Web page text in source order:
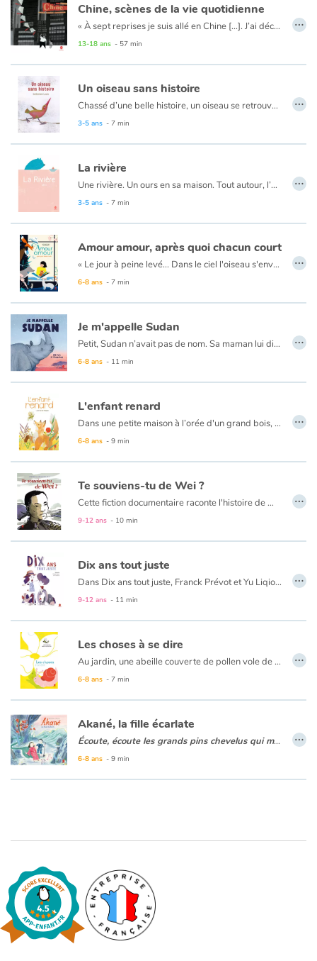
Chine, scènes de la vie quotidienne
« À sept reprises je suis allé en Chine […]. J’ai découvert des quartiers paisibles dans des villes folles, des villages en effervescence dans des paysages splendides et l’infinité de minuscules activités tenues par des gens simples qui, comme dans le reste du monde mais en l’exprimant différemment, sourient, râlent, mangent, font du bruit, s’agitent, s’amusent, s’inquiètent, et essaient de s’en sortir pour donner une chance à leurs enfants. »
13-18 ans - 57 min
…
Un oiseau sans histoire
Chassé d’une belle histoire, un oiseau se retrouve seul dans la neige. Que faire ? Chercher à manger, faire du bruit et des glissades, et trouver quelqu’un à qui raconter tout cela. Mais est-ce si important d’avoir une histoire ? Tous les flocons qui se mettent à tomber ont-ils une histoire ? D’ailleurs, quand on les écoute, on n’entend que le silence. Que c’est beau le silence...
3-5 ans - 7 min
…
La rivière
Une rivière. Un ours en sa maison. Tout autour, l’eau coule comme le temps passe. Ne faut-il pas partir ? Pour où ? Avec qui ? Pourquoi ? L’appel au départ est le plus fort. Débute alors une calme pérégrination aux allures d’aventure. Jusqu’au retour final.
3-5 ans - 7 min
…
Amour amour, après quoi chacun court
« Le jour à peine levé... Dans le ciel l'oiseau s'envole déjà vers qui le cajolera »
6-8 ans - 7 min
…
Je m'appelle Sudan
Petit, Sudan n’avait pas de nom. Sa maman lui disait : « Les rhinocéros n’ont pas besoin de nom. Quand tu veux faire savoir qui tu es, montre simplement ta corne ! » Mais bientôt, des braconniers tuèrent sa maman pour lui voler sa corne. Pour le protéger, on l'emporta très loin, dans un zoo où son soigneur lui donna son nom. Il y grandit, y aura une belle corne, se la cassera, mais elle repoussera. Il y vieillit et un jour, enfin, on le ramena dans sa savane natale.
6-8 ans - 11 min
…
L'enfant renard
Dans une petite maison à l’orée d'un grand bois, une maman est démunie : son petit s’y sent à l’étroit. Il est renard ; elle le laisse s'enfuir. Quand ils se voient, elle lui raconte qu’elle aussi fut renarde puis qu'elle a construit sa maison. Un jour, il revient : il a faim, froid, besoin de réconfort ; elle l’accueille. Il grandit, se transforme. Maman, elle sait qu’il repartira. En attendant, tendrement, patiemment, elle l'écoute lui raconter ses aventures futures.
6-8 ans - 9 min
…
Te souviens-tu de Wei ?
Cette fiction documentaire raconte l'histoire de Wei, un travailleur chinois venu en France, comme 140000 autres, prendre part à l’effort de guerre entre 1916 et 1918. Tandis que plus de 20000 mourront, quelques milliers s’installeront à Paris ou en province pour une vie qu’ils n’avaient pas imaginée. Ils formèrent la première immigration chinoise en France.
9-12 ans - 10 min
…
Dix ans tout juste
Dans Dix ans tout juste, Franck Prévot et Yu Liqiong, deux auteurs sensibles, chacun avec sa culture et sa propre expérience de l’universel, disent le souffle de la vie à 10 ans. Au fil de dix portraits pour l’un et de dix épisodes de vie pour l’autre, ils manifestent la multiplicité des enfants de 10 ans dans le monde, approchent leur diversité et affleurent leurs humeurs singulières.
9-12 ans - 11 min
…
Les choses à se dire
Au jardin, une abeille couverte de pollen vole de fleur en fleur sans songer à se reposer. Pendant ce temps, un escargot grimpe le long d’une tige sans songer à se hâter. À la fin de la journée, l’abeille rentre chez elle. Esseulée, une fleur salue l’escargot : « Bonsoir escargot ! Et bonne nuit. J’avais tant de choses à dire à l’abeille et tu arrives bien tard... » Ému, l’escargot invite la fleur à lui parler : il retiendra ses mots doux et les transmettra à l’abeille, demain.
6-8 ans - 7 min
…
Akané, la fille écarlate
Écoute, écoute les grands pins chevelus qui murmurent la légende de la fille écarlate...
6-8 ans - 9 min
…